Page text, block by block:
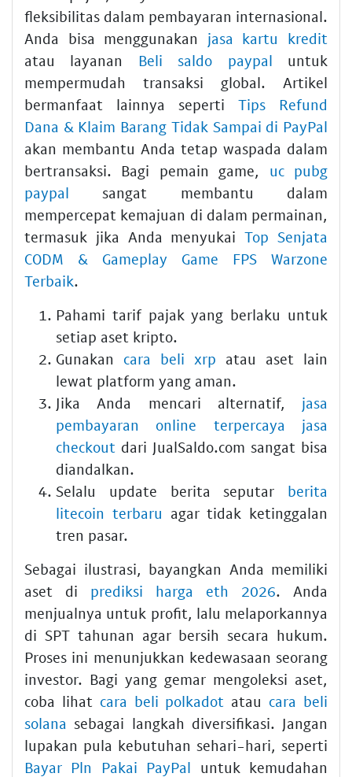
fleksibilitas dalam pembayaran internasional.
Anda bisa menggunakan jasa kartu kredit
atau layanan Beli saldo paypal untuk
mempermudah transaksi global. Artikel
bermanfaat lainnya seperti Tips Refund
Dana & Klaim Barang Tidak Sampai di PayPal
akan membantu Anda tetap waspada dalam
bertransaksi. Bagi pemain game, uc pubg
paypal sangat membantu dalam
mempercepat kemajuan di dalam permainan,
termasuk jika Anda menyukaiTop Senjata
CODM & Gameplay Game FPS Warzone
Terbaik.
Pahami tarif pajak yang berlaku untuk
setiap aset kripto.
Gunakan cara beli xrp atau aset lain
lewat platform yang aman.
Jika Anda mencari alternatif, jasa
pembayaran online terpercaya jasa
checkout dari JualSaldo.com sangat bisa
diandalkan.
Selalu update berita seputar berita
litecoin terbaru agar tidak ketinggalan
tren pasar.
Sebagai ilustrasi, bayangkan Anda memiliki
aset di prediksi harga eth 2026. Anda
menjualnya untuk profit, lalu melaporkannya
di SPT tahunan agar bersih secara hukum.
Proses ini menunjukkan kedewasaan seorang
investor. Bagi yang gemar mengoleksi aset,
coba lihat cara beli polkadot atau cara beli
solana sebagai langkah diversifikasi. Jangan
lupakan pula kebutuhan sehari-hari, seperti
Bayar Pln Pakai PayPal untuk kemudahan